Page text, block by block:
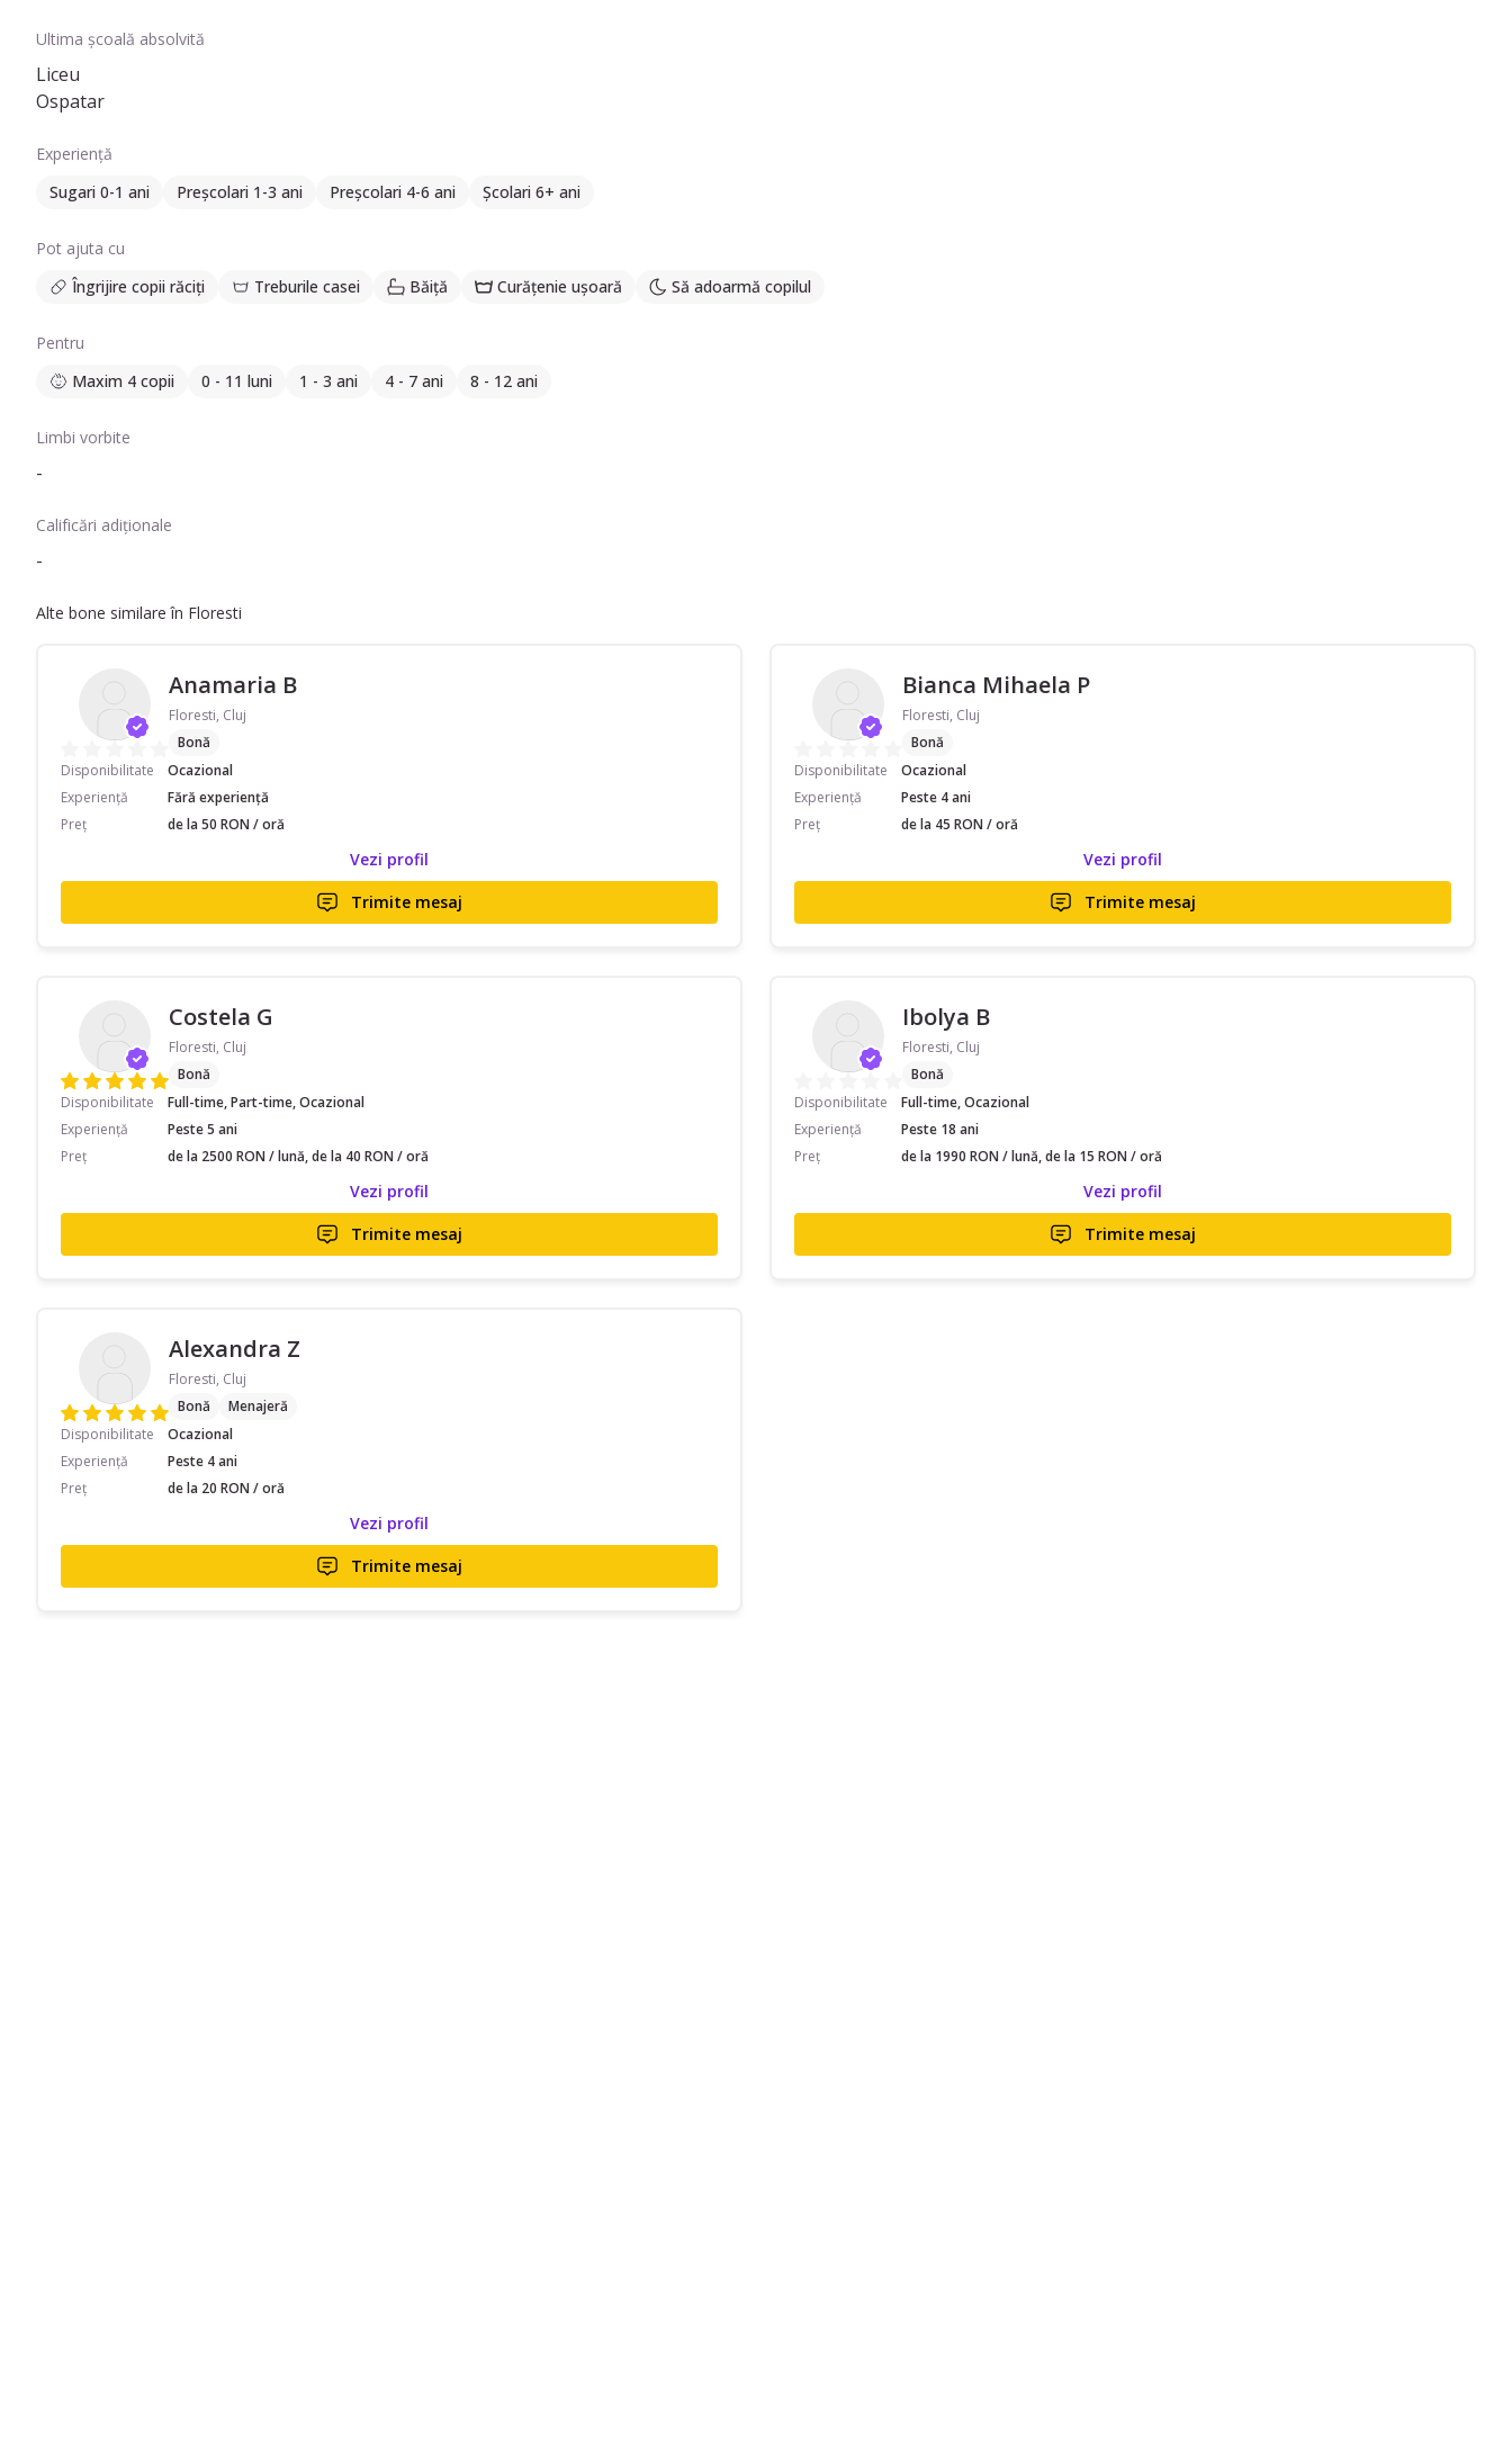
Ultima școală absolvită
Liceu
Ospatar
Experiență
Sugari 0-1 ani
Preșcolari 1-3 ani Preșcolari 4-6 ani Școlari 6+ ani
Pot ajuta cu
Îngrijire copii răciți
Treburile casei Băiță Curățenie ușoară Să adoarmă copilul
Pentru
Maxim 4 copii
0 - 11 luni 1 - 3 ani 4 - 7 ani 8 - 12 ani
Limbi vorbite
-
Calificări adiționale
-
Alte bone similare în Floresti
Anamaria B
Floresti, Cluj
Bonă
Disponibilitate
Ocazional
Experiență
Fără experiență
Preț
de la 50 RON / oră
Vezi profil
Trimite mesaj
Bianca Mihaela P
Floresti, Cluj
Bonă
Disponibilitate
Ocazional
Experiență
Peste 4 ani
Preț
de la 45 RON / oră
Vezi profil
Trimite mesaj
Costela G
Floresti, Cluj
Bonă
Disponibilitate
Full-time, Part-time, Ocazional
Experiență
Peste 5 ani
Preț
de la 2500 RON / lună, de la 40 RON / oră
Vezi profil
Trimite mesaj
Ibolya B
Floresti, Cluj
Bonă
Disponibilitate
Full-time, Ocazional
Experiență
Peste 18 ani
Preț
de la 1990 RON / lună, de la 15 RON / oră
Vezi profil
Trimite mesaj
Alexandra Z
Floresti, Cluj
Bonă
Menajeră
Disponibilitate
Ocazional
Experiență
Peste 4 ani
Preț
de la 20 RON / oră
Vezi profil
Trimite mesaj